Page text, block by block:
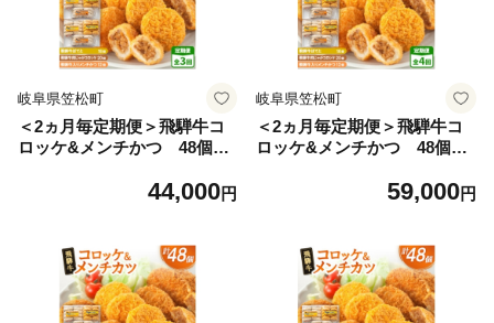
岐阜県笠松町
＜2ヵ月毎定期便＞飛騨牛コ
ロッケ&メンチかつ 48個
44,000円
岐阜県笠松町
＜2ヵ月毎定期便＞飛騨牛コ
ロッケ&メンチかつ 48個
59,000円